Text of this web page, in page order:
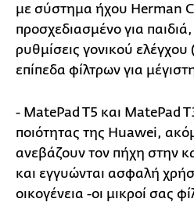
με σύστημα ήχου Herman
προσχεδιασμένο για
ρυθμίσεις γονικού ελέγχου
επίπεδα φίλτρων για
- MatePad T5 και MatePad
ποιότητας της Huawei,
ανεβάζουν τον πήχη στην
και εγγυώνται ασφαλή
οικογένεια -οι μικροί σας